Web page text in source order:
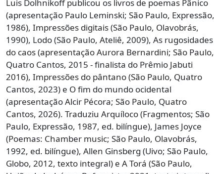
Luis Dolhnikoff publicou os livros de poemas Pãnico
(apresentação Paulo Leminski; São Paulo, Expressão,
1986), Impressões digitais (São Paulo, Olavobrás,
1990), Lodo (São Paulo, Ateliê, 2009), As rugosidades
do caos (apresentação Aurora Bernardini; São Paulo,
Quatro Cantos, 2015 - finalista do Prêmio Jabuti
2016), Impressões do pântano (São Paulo, Quatro
Cantos, 2023) e O fim do mundo ocidental
(apresentação Alcir Pécora; São Paulo, Quatro
Cantos, 2026). Traduziu Arquíloco (Fragmentos; São
Paulo, Expressão, 1987, ed. bilíngue), James Joyce
(Poemas: Chamber music; São Paulo, Olavobrás,
1992, ed. bilíngue), Allen Ginsberg (Uivo; São Paulo,
Globo, 2012, texto integral) e A Torá (São Paulo,